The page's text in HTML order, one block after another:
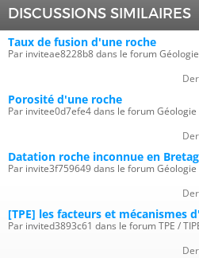
DISCUSSIONS SIMILAIRES
Taux de fusion d'une roche
Par inviteae8228b8 dans le forum
Porosité d'une roche
Par invitee0d7efe4 dans le forum
Datation roche inconnue en
Par invite3f759649 dans le forum
[TPE] les facteurs et mécanismes
Par invited3893c61 dans le forum TPE /